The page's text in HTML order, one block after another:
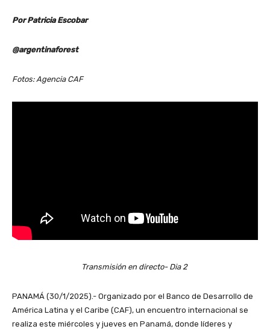
Por Patricia Escobar
@argentinaforest
Fotos: Agencia CAF
Transmisión en directo- Dia 2
PANAMÁ (30/1/2025).- Organizado por el Banco de Desarrollo de
América Latina y el Caribe (CAF), un encuentro internacional se
realiza este miércoles y jueves en Panamá, donde líderes y